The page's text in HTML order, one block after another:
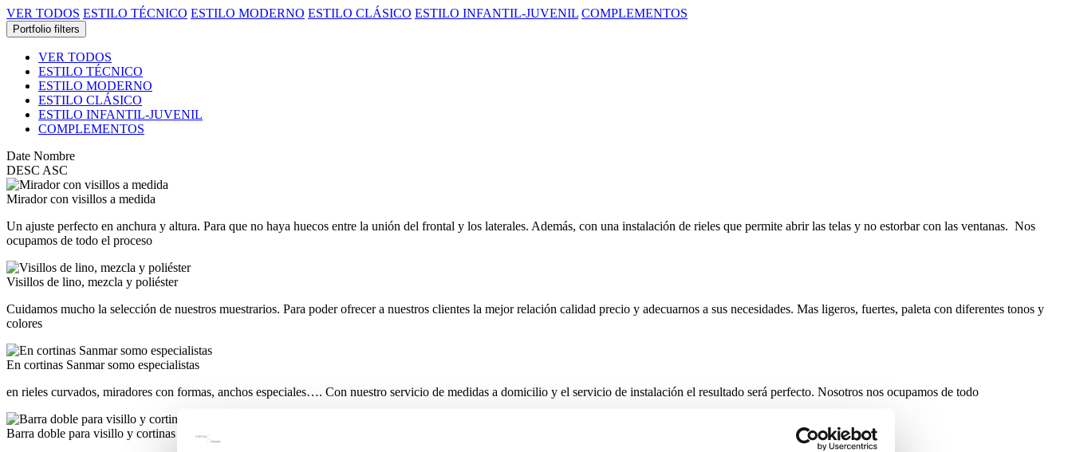
VER TODOS ESTILO TÉCNICO ESTILO MODERNO ESTILO CLÁSICO ESTILO INFANTIL-JUVENIL COMPLEMENTOS
Portfolio filters
VER TODOS
ESTILO TÉCNICO
ESTILO MODERNO
ESTILO CLÁSICO
ESTILO INFANTIL-JUVENIL
COMPLEMENTOS
Date Nombre
DESC ASC
Mirador con visillos a medida
Un ajuste perfecto en anchura y altura. Para que no haya huecos entre la unión del frontal y los laterales. Además, con una instalación de rieles que permite abrir las telas y no estorbar con las ventanas. Nos
ocupamos de todo el proceso
Visillos de lino, mezcla y poliéster
Cuidamos mucho la selección de nuestros muestrarios. Para poder ofrecer a nuestros clientes la mejor relación calidad precio y adecuarnos a sus necesidades. Mas ligeros, fuertes, paleta con diferentes tonos y
colores
En cortinas Sanmar somo especialistas
en rieles curvados, miradores con formas, anchos especiales…. Con nuestro servicio de medidas a domicilio y el servicio de instalación el resultado será perfecto. Nosotros nos ocupamos de todo
Barra doble para visillo y cortinas